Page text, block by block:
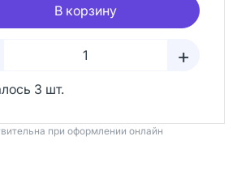
В корзину
+
3 шт.
при оформлении онлайн